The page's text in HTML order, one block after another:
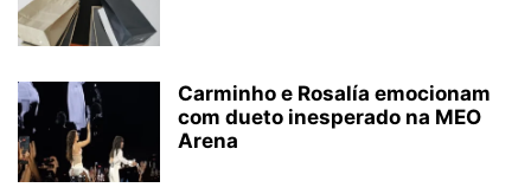
Carminho e Rosalía emocionam
com dueto inesperado na MEO
Arena